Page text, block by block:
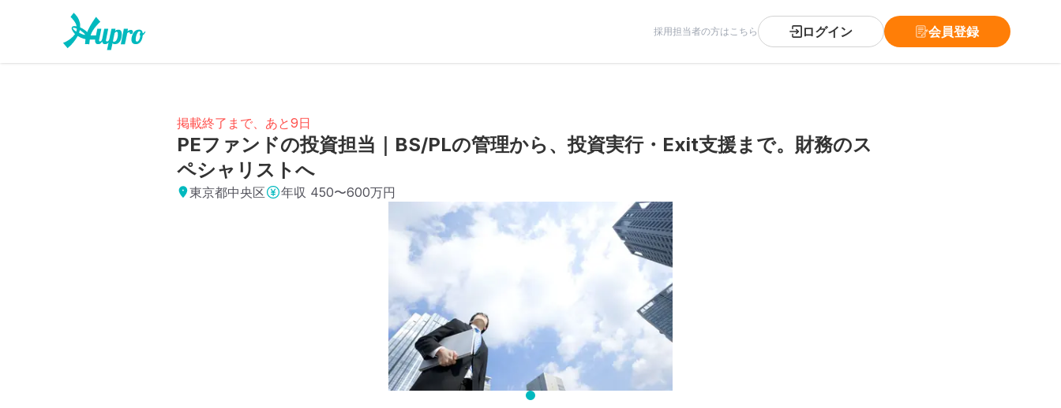
採用担当者の方はこちら ログイン 会員登録
掲載終了まで、あと9日
PEファンドの投資担当｜BS/PLの管理から、投資実行・Exit支援まで。財務のス
ペシャリストへ
東京都中央区 年収 450〜600万円